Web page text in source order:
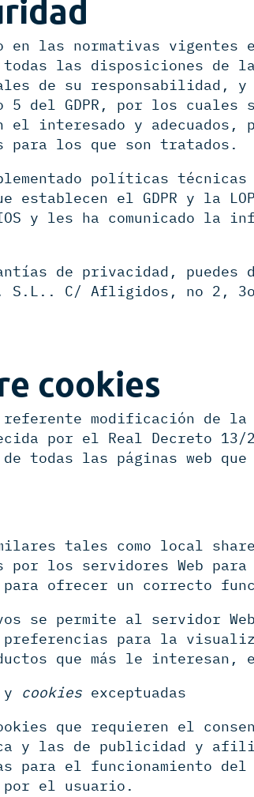
en las normativas vigentes
todas las disposiciones de
de su responsabilidad, y
del GDPR, por los cuales
interesado y
los que son tratados.
políticas
establecen el GDPR y la
y les ha comunicado la
de privacidad, puedes
S.L.. C/ Afligidos, no 2,
cookies
modificación de la
por el Real Decreto
todas las páginas web
tales como local
por los servidores Web
ofrecer un correcto
se permite al servidor
para la
que más le interesan,
cookies exceptuadas
que requieren el
y las de publicidad y
para el funcionamiento
por el usuario.